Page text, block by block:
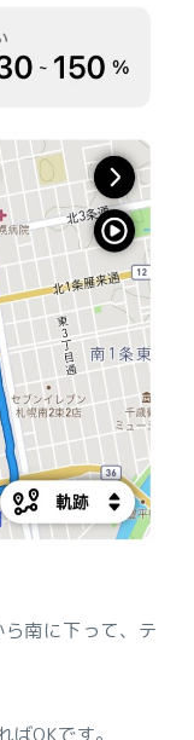
南に下って、テ
OKです。